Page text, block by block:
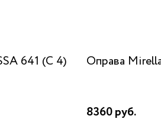
641 (C 4) Оправа
8360 руб.